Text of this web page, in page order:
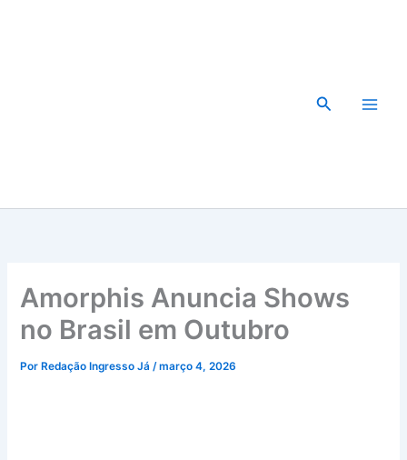
Pesquisar
Amorphis Anuncia Shows
no Brasil em Outubro
Por Redação Ingresso Já/março 4, 2026